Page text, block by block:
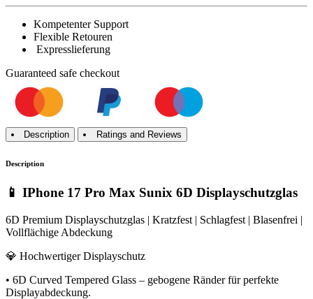
Kompetenter Support
Flexible Retouren
Expresslieferung
Guaranteed safe checkout
Description Ratings and Reviews
Description
📱 IPhone 17 Pro Max Sunix 6D Displayschutzglas
6D Premium Displayschutzglas | Kratzfest | Schlagfest | Blasenfrei |
Vollflächige Abdeckung
💎 Hochwertiger Displayschutz
• 6D Curved Tempered Glass – gebogene Ränder für perfekte
Displayabdeckung.